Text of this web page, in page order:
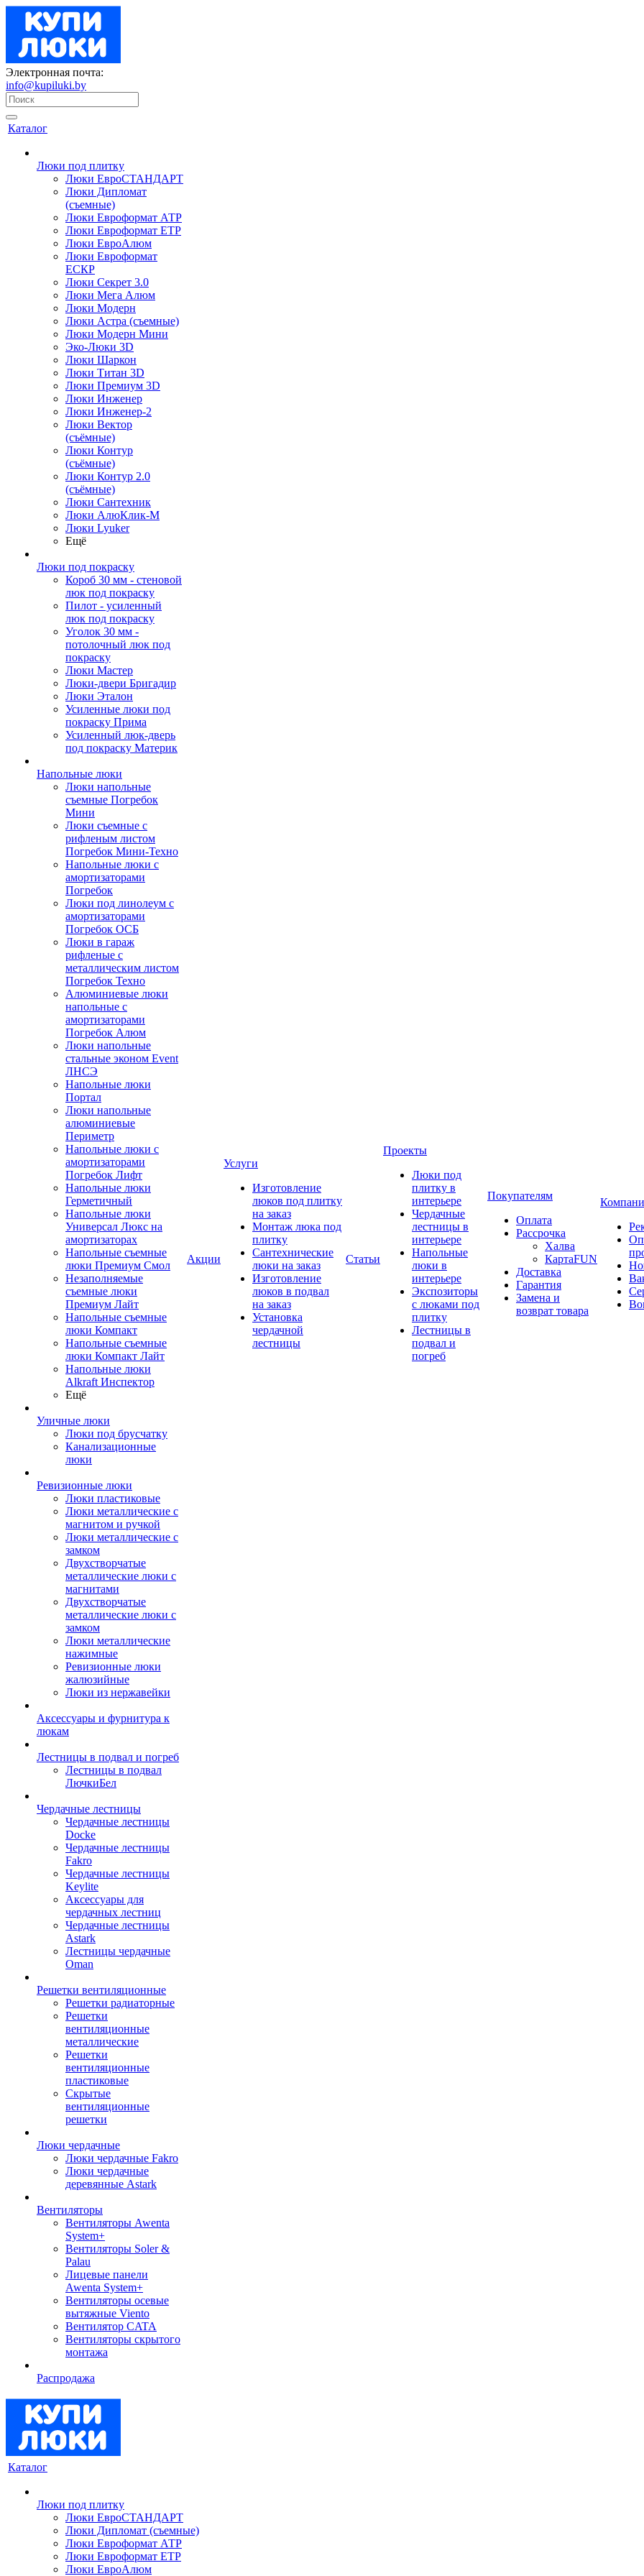
Электронная почта:
info@kupiluki.by
Каталог
Люки под плитку
Люки ЕвроСТАНДАРТ
Люки Дипломат
(съемные)
Люки Евроформат АТР
Люки Евроформат ЕТР
Люки ЕвроАлюм
Люки Евроформат
ЕСКР
Люки Секрет 3.0
Люки Мега Алюм
Люки Модерн
Люки Астра (съемные)
Люки Модерн Мини
Эко-Люки 3D
Люки Шаркон
Люки Титан 3D
Люки Премиум 3D
Люки Инженер
Люки Инженер-2
Люки Вектор
(съёмные)
Люки Контур
(съёмные)
Люки Контур 2.0
(съёмные)
Люки Сантехник
Люки АлюКлик-М
Люки Lyuker
Ещё
Люки под покраску
Короб 30 мм - стеновой
люк под покраску
Пилот - усиленный
люк под покраску
Уголок 30 мм -
потолочный люк под
покраску
Люки Мастер
Люки-двери Бригадир
Люки Эталон
Усиленные люки под
покраску Прима
Усиленный люк-дверь
под покраску Материк
Напольные люки
Люки напольные
съемные Погребок
Мини
Люки съемные с
рифленым листом
Погребок Мини-Техно
Напольные люки с
амортизаторами
Погребок
Люки под линолеум с
амортизаторами
Погребок ОСБ
Люки в гараж
рифленые с
металлическим листом
Погребок Техно
Алюминиевые люки
напольные с
амортизаторами
Погребок Алюм
Люки напольные
стальные эконом Event
ЛНСЭ
Напольные люки
Портал
Люки напольные
алюминиевые
Периметр
Напольные люки с
амортизаторами
Погребок Лифт
Напольные люки
Герметичный
Напольные люки
Универсал Люкс на
амортизаторах
Напольные съемные
люки Премиум Смол
Незаполняемые
съемные люки
Премиум Лайт
Напольные съемные
люки Компакт
Напольные съемные
люки Компакт Лайт
Напольные люки
Alkraft Инспектор
Ещё
Уличные люки
Люки под брусчатку
Канализационные
люки
Ревизионные люки
Люки пластиковые
Люки металлические с
магнитом и ручкой
Люки металлические с
замком
Двухстворчатые
металлические люки с
магнитами
Двухстворчатые
металлические люки с
замком
Люки металлические
нажимные
Ревизионные люки
жалюзийные
Люки из нержавейки
Аксессуары и фурнитура к
люкам
Лестницы в подвал и погреб
Лестницы в подвал
ЛючкиБел
Чердачные лестницы
Чердачные лестницы
Docke
Чердачные лестницы
Fakro
Чердачные лестницы
Keylite
Аксессуары для
чердачных лестниц
Чердачные лестницы
Astark
Лестницы чердачные
Oman
Решетки вентиляционные
Решетки радиаторные
Решетки
вентиляционные
металлические
Решетки
вентиляционные
пластиковые
Скрытые
вентиляционные
решетки
Люки чердачные
Люки чердачные Fakro
Люки чердачные
деревянные Astark
Вентиляторы
Вентиляторы Awenta
System+
Вентиляторы Soler &
Palau
Лицевые панели
Awenta System+
Вентиляторы осевые
вытяжные Viento
Вентилятор CATA
Вентиляторы скрытого
монтажа
Распродажа
Акции
Услуги
Изготовление
люков под плитку
на заказ
Монтаж люка под
плитку
Сантехнические
люки на заказ
Изготовление
люков в подвал
на заказ
Установка
чердачной
лестницы
Статьи
Проекты
Люки под
плитку в
интерьере
Чердачные
лестницы в
интерьере
Напольные
люки в
интерьере
Экспозиторы
с люками под
плитку
Лестницы в
подвал и
погреб
Покупателям
Оплата
Рассрочка
Халва
КартаFUN
Доставка
Гарантия
Замена и
возврат товара
Каталог
Люки под плитку
Люки ЕвроСТАНДАРТ
Люки Дипломат (съемные)
Люки Евроформат АТР
Люки Евроформат ЕТР
Люки ЕвроАлюм